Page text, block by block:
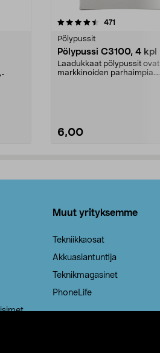
471
Pölypussit
Pölypussi C3100, 4 kpl
Laadukkaat pölypussit ovat
markkinoiden parhaimpia.
6,00
4.5viidestä
Muut yrityksemme
Tekniikkaosat
Akkuasiantuntija
Teknikmagasinet
PhoneLife